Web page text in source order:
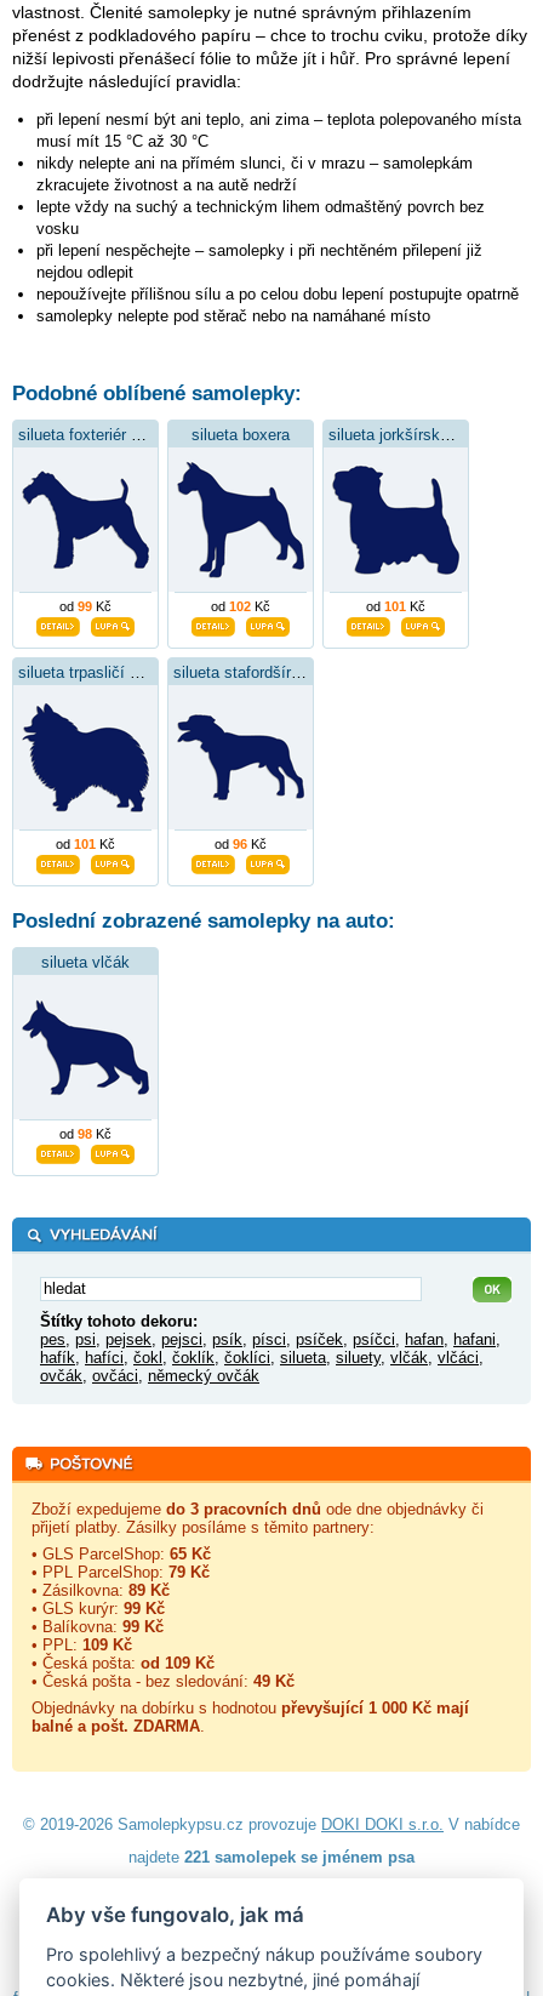
vlastnost. Členité samolepky je nutné správným přihlazením
přenést z podkladového papíru – chce to trochu cviku, protože díky
nižší lepivosti přenášecí fólie to může jít i hůř. Pro správné lepení
dodržujte následující pravidla:
při lepení nesmí být ani teplo, ani zima – teplota polepovaného místa
musí mít 15 °C až 30 °C
nikdy nelepte ani na přímém slunci, či v mrazu – samolepkám
zkracujete životnost a na autě nedrží
lepte vždy na suchý a technickým lihem odmaštěný povrch bez
vosku
při lepení nespěchejte – samolepky i při nechtěném přilepení již
nejdou odlepit
nepoužívejte přílišnou sílu a po celou dobu lepení postupujte opatrně
samolepky nelepte pod stěrač nebo na namáhané místo
Podobné oblíbené samolepky:
od 99 Kč
silueta boxera
od 102 Kč od 101 Kč
od 101 Kč od 96 Kč
Poslední zobrazené samolepky na auto:
silueta vlčák
od 98 Kč
Štítky tohoto dekoru:
pes psi pejsek pejsci psík písci psíček psíčci hafan hafani
hafík hafíci čokl čoklík čoklíci silueta siluety, vlčák vlčáci
ovčák ovčáci německý ovčák
Zboží expedujeme do 3 pracovních dnů ode dne objednávky či
přijetí platby. Zásilky posíláme s těmito partnery:
• GLS ParcelShop: 65 Kč
• PPL ParcelShop: 79 Kč
• Zásilkovna: 89 Kč
• GLS kurýr: 99 Kč
• Balíkovna: 99 Kč
• PPL: 109 Kč
• Česká pošta: od 109 Kč
• Česká pošta - bez sledování: 49 Kč
Objednávky na dobírku s hodnotou převyšující 1 000 Kč mají
balné a pošt. ZDARMA
© 2019-2026 Samolepkypsu.cz provozuje DOKI DOKI s.r.o. V nabídce
najdete 221 samolepek se jménem psa
Návod k lepení|Návod na odstranění samolepek
podmínky|Ochrana osobních údajů Cookies |Reklamační řád
Impressum
Aby vše fungovalo, jak má
Pro spolehlivý a bezpečný nákup používáme soubory
cookies. Některé jsou nezbytné, jiné pomáhají